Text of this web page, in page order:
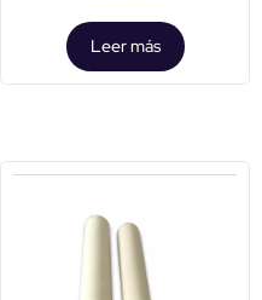
Leer más